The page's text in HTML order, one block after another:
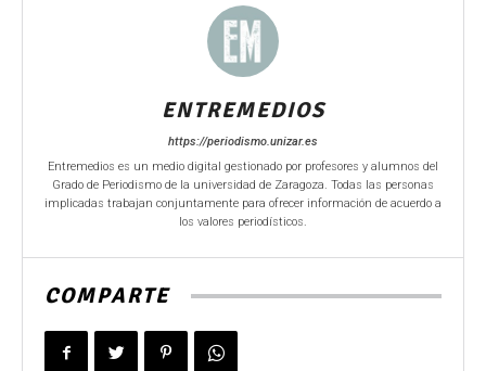
ENTREMEDIOS
https://periodismo.unizar.es
Entremedios es un medio digital gestionado por profesores y alumnos del
Grado de Periodismo de la universidad de Zaragoza. Todas las personas
implicadas trabajan conjuntamente para ofrecer información de acuerdo a
los valores periodísticos.
COMPARTE